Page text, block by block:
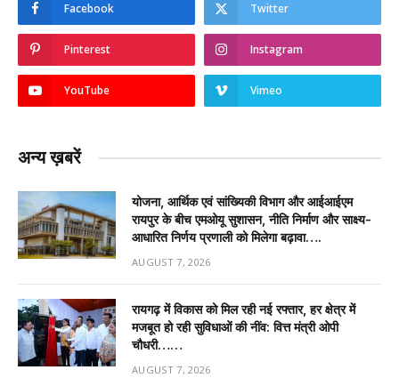
Facebook Twitter
Pinterest Instagram
YouTube Vimeo
अन्य ख़बरें
योजना, आर्थिक एवं सांख्यिकी विभाग और आईआईएम
रायपुर के बीच एमओयू सुशासन, नीति निर्माण और साक्ष्य-
आधारित निर्णय प्रणाली को मिलेगा बढ़ावा….
AUGUST 7, 2026
रायगढ़ में विकास को मिल रही नई रफ्तार, हर क्षेत्र में
मजबूत हो रही सुविधाओं की नींव: वित्त मंत्री ओपी
चौधरी……
AUGUST 7, 2026